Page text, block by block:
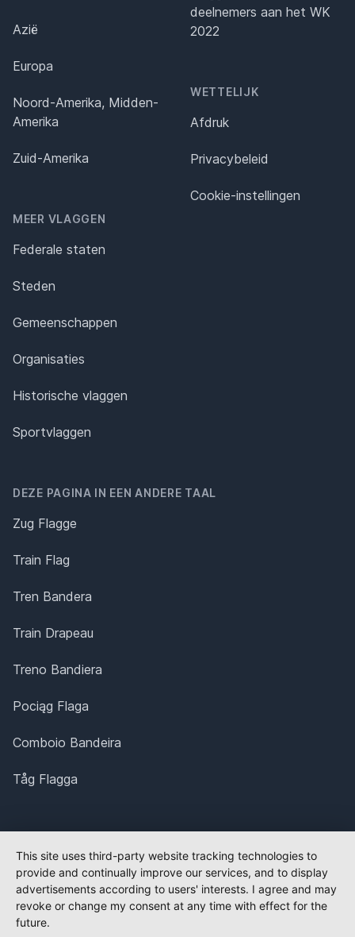
Azië
Europa
Noord-Amerika, Midden-
Amerika
Zuid-Amerika
MEER VLAGGEN
Federale staten
Steden
Gemeenschappen
Organisaties
Historische vlaggen
Sportvlaggen
deelnemers aan het WK
2022
WETTELIJK
Afdruk
Privacybeleid
Cookie-instellingen
DEZE PAGINA IN EEN ANDERE TAAL
Zug Flagge
Train Flag
Tren Bandera
Train Drapeau
Treno Bandiera
Pociąg Flaga
Comboio Bandeira
Tåg Flagga
This site uses third-party website tracking technologies to
provide and continually improve our services, and to display
advertisements according to users' interests. I agree and may
revoke or change my consent at any time with effect for the
future.